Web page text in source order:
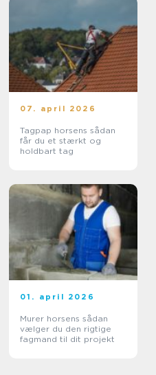
07. april 2026
Tagpap horsens sådan
får du et stærkt og
holdbart tag
01. april 2026
Murer horsens sådan
vælger du den rigtige
fagmand til dit projekt